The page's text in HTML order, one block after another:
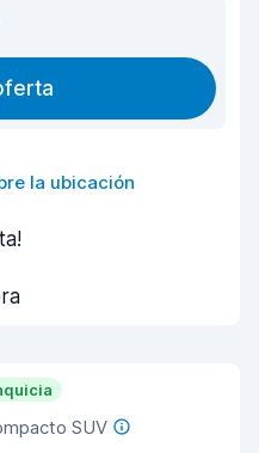
la ubicación
SUV